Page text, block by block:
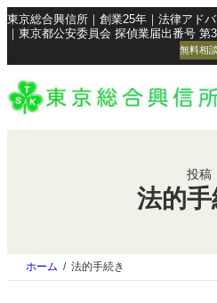
東京総合興信所｜創業25年｜法律アド
｜東京都公安委員会 探偵業届出番号 第
無料相談
投稿
法的手
ホーム 法的手続き